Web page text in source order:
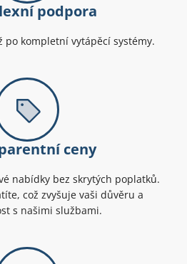
podpora
po kompletní vytápěcí systémy.
ceny
nabídky bez skrytých poplatků.
což zvyšuje vaši důvěru a
s našimi službami.